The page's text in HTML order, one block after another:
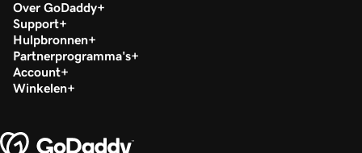
Over GoDaddy
Support
Hulpbronnen
Partnerprogramma's
Account
Winkelen